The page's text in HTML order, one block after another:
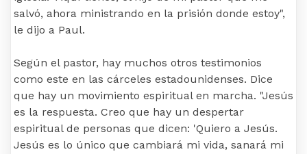
salvó, ahora ministrando en la prisión donde estoy",
le dijo a Paul.
Según el pastor, hay muchos otros testimonios
como este en las cárceles estadounidenses. Dice
que hay un movimiento espiritual en marcha. "Jesús
es la respuesta. Creo que hay un despertar
espiritual de personas que dicen: 'Quiero a Jesús.
Jesús es lo único que cambiará mi vida, sanará mi